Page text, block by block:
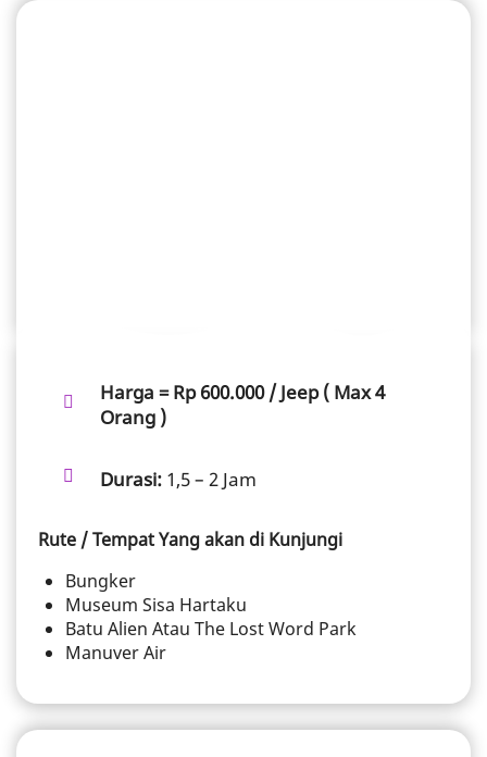
Harga = Rp 600.000 / Jeep ( Max 4
Orang )
Durasi:1,5 – 2 Jam
Rute / Tempat Yang akan di Kunjungi
Bungker
Museum Sisa Hartaku
Batu Alien Atau The Lost Word Park
Manuver Air